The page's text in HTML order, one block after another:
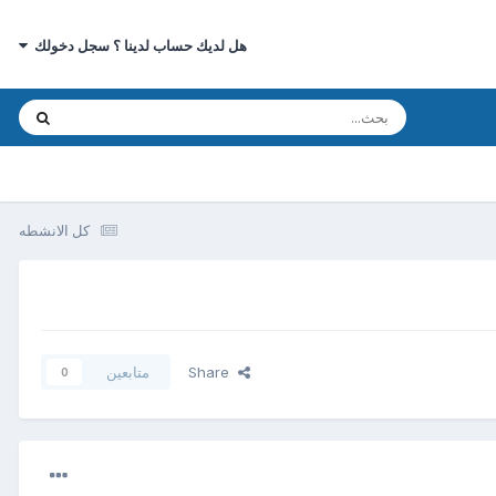
هل لديك حساب لدينا ؟ سجل دخولك
كل الانشطه
متابعين 0